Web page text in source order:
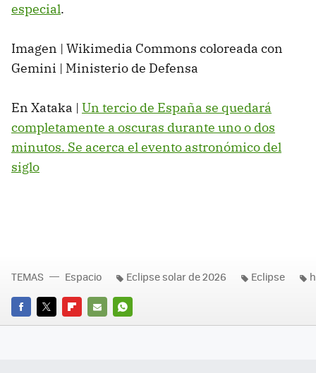
especial.
Imagen | Wikimedia Commons coloreada con
Gemini | Ministerio de Defensa
En Xataka | Un tercio de España se quedará
completamente a oscuras durante uno o dos
minutos. Se acerca el evento astronómico del
siglo
FACEBOOK
TWITTERFLIPBOARD
E-
WHATSAPP
TEMAS Espacio Eclipse solar de 2026 Eclipse